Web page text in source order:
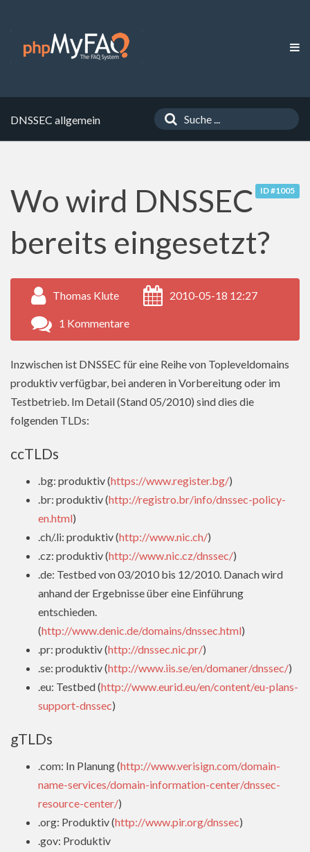
DNSSEC allgemein
ID #1005
Wo wird DNSSEC
bereits eingesetzt?
Thomas Klute 2010-05-18 12:27
1 Kommentare
Inzwischen ist DNSSEC für eine Reihe von Topleveldomains
produktiv verfügbar, bei anderen in Vorbereitung oder im
Testbetrieb. Im Detail (Stand 05/2010) sind dies die
folgenden TLDs:
ccTLDs
.bg: produktiv (https://www.register.bg/)
.br: produktiv (http://registro.br/info/dnssec-policy-
en.html)
.ch/.li: produktiv (http://www.nic.ch/)
.cz: produktiv (http://www.nic.cz/dnssec/)
.de: Testbed von 03/2010 bis 12/2010. Danach wird
anhand der Ergebnisse über eine Einführung
entschieden.
(http://www.denic.de/domains/dnssec.html)
.pr: produktiv (http://dnssec.nic.pr/)
.se: produktiv (http://www.iis.se/en/domaner/dnssec/)
.eu: Testbed (http://www.eurid.eu/en/content/eu-plans-
support-dnssec)
gTLDs
.com: In Planung (http://www.verisign.com/domain-
name-services/domain-information-center/dnssec-
resource-center/)
.org: Produktiv (http://www.pir.org/dnssec)
.gov: Produktiv